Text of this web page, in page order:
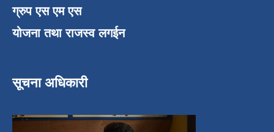
ग्रुप एस एम एस
योजना तथा राजस्व लगईन
सूचना अधिकारी